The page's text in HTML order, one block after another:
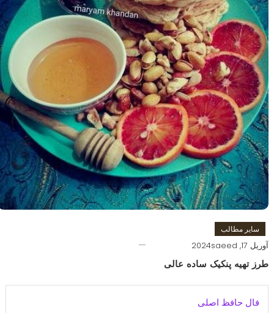
سایر مطالب
آوریل 17, 2024 saeed
طرز تهیه پنکیک ساده عالی
فال حافظ اصلی